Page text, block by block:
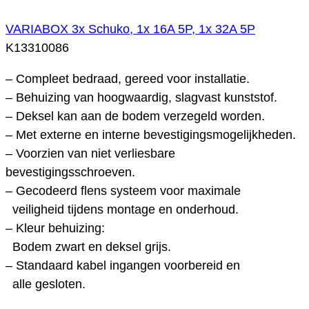
VARIABOX 3x Schuko, 1x 16A 5P, 1x 32A 5P
K13310086
– Compleet bedraad, gereed voor installatie.
– Behuizing van hoogwaardig, slagvast kunststof.
– Deksel kan aan de bodem verzegeld worden.
– Met externe en interne bevestigingsmogelijkheden.
– Voorzien van niet verliesbare
bevestigingsschroeven.
– Gecodeerd flens systeem voor maximale
veiligheid tijdens montage en onderhoud.
– Kleur behuizing:
Bodem zwart en deksel grijs.
– Standaard kabel ingangen voorbereid en
alle gesloten.